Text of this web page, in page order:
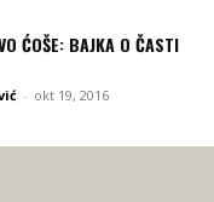
ĆOŠE: BAJKA O ČASTI
- okt 19, 2016